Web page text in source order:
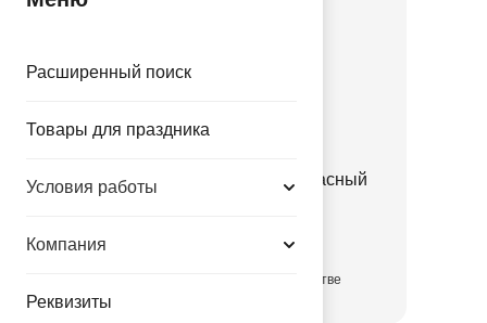
Расширенный поиск
Товары для праздника
Условия работы
Компания
Реквизиты
Конверт д/денег Бант красный
в достаточном количестве